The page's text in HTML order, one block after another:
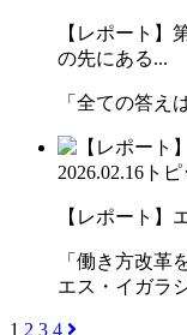
【レポート
の先にある...
「全ての答え
2026.02.16 ト
【レポート】
「働き方改
エス・イガラ
1 2 3 4